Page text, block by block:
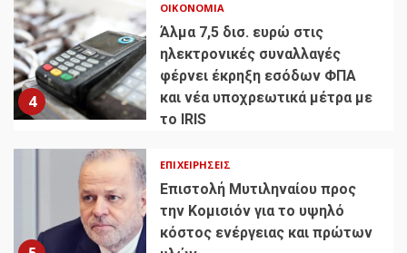
4
ΟΙΚΟΝΟΜΊΑ
Άλμα 7,5 δισ. ευρώ στις
ηλεκτρονικές συναλλαγές
φέρνει έκρηξη εσόδων ΦΠΑ
και νέα υποχρεωτικά μέτρα με
το IRIS
ΕΠΙΧΕΙΡΉΣΕΙΣ
Επιστολή Μυτιληναίου προς
την Κομισιόν για το υψηλό
κόστος ενέργειας και πρώτων